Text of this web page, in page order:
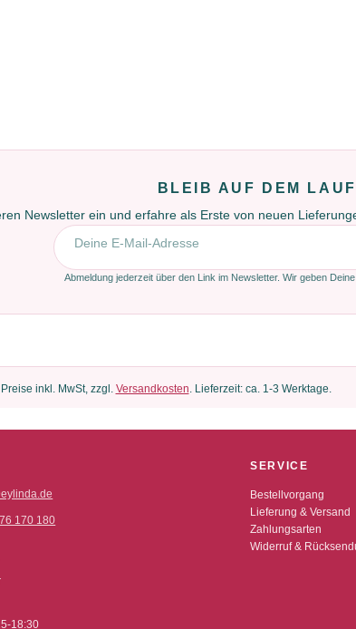
BLEIB AUF DEM
Newsletter ein und erfahre als Erste von neuen
E-Mail-Adresse
Abmeldung jederzeit über den Link im Newsletter. Wir geben
inkl. MwSt, zzgl. Versandkosten. Lieferzeit: ca. 1-3 Werktage.
170 180
18:30
SERVICE
Bestellvorgang
Lieferung & Versand
Zahlungsarten
Widerruf &